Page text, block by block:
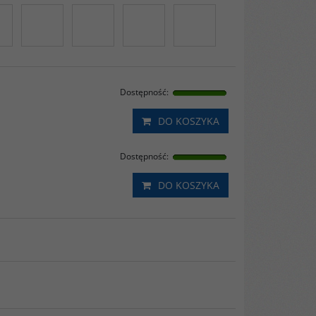
Dostępność:
DO KOSZYKA
Dostępność:
DO KOSZYKA